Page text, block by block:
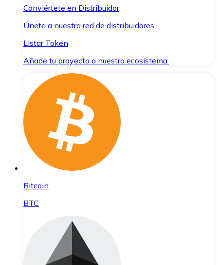
Conviértete en Distribuidor
Únete a nuestra red de distribuidores.
Listar Token
Añade tu proyecto a nuestro ecosistema.
Bitcoin
BTC